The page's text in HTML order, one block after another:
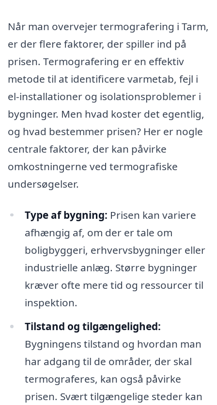
Når man overvejer termografering i Tarm,
er der flere faktorer, der spiller ind på
prisen. Termografering er en effektiv
metode til at identificere varmetab, fejl i
el-installationer og isolationsproblemer i
bygninger. Men hvad koster det egentlig,
og hvad bestemmer prisen? Her er nogle
centrale faktorer, der kan påvirke
omkostningerne ved termografiske
undersøgelser.
Type af bygning: Prisen kan variere
afhængig af, om der er tale om
boligbyggeri, erhvervsbygninger eller
industrielle anlæg. Større bygninger
kræver ofte mere tid og ressourcer til
inspektion.
Tilstand og tilgængelighed:
Bygningens tilstand og hvordan man
har adgang til de områder, der skal
termograferes, kan også påvirke
prisen. Svært tilgængelige steder kan